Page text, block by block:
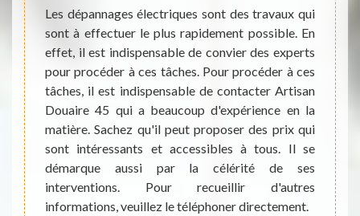
être
le
très
un
45
à
les
Les dépannages électriques sont des travaux qui
sont à effectuer le plus rapidement possible. En
effet, il est indispensable de convier des experts
pour procéder à ces tâches. Pour procéder à ces
tâches, il est indispensable de contacter Artisan
Douaire 45 qui a beaucoup d'expérience en la
matière. Sachez qu'il peut proposer des prix qui
sont intéressants et accessibles à tous. Il se
démarque aussi par la célérité de ses
interventions. Pour recueillir d'autres
informations, veuillez le téléphoner directement.
les
45
coup